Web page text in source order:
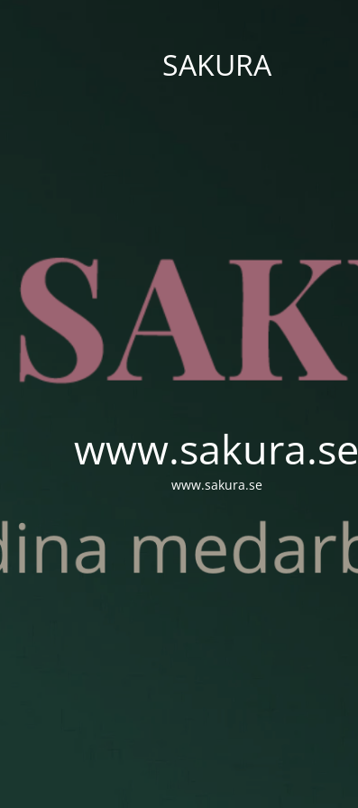
SAKURA
www.sakura.se
www.sakura.se